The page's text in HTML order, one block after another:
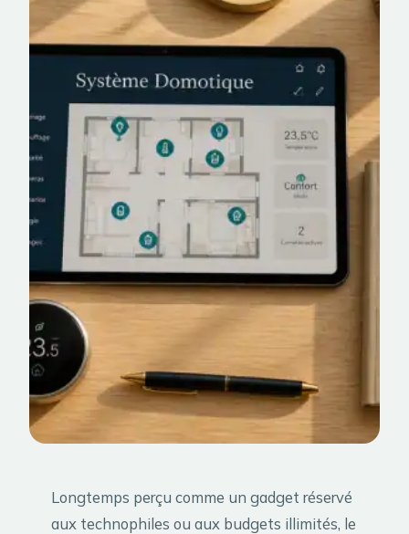
Longtemps perçu comme un gadget réservé
aux technophiles ou aux budgets illimités, le